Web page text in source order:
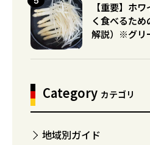
【重要】ホ
く食べるた
解説）※グリ
Category カテゴリ
地域別ガイド